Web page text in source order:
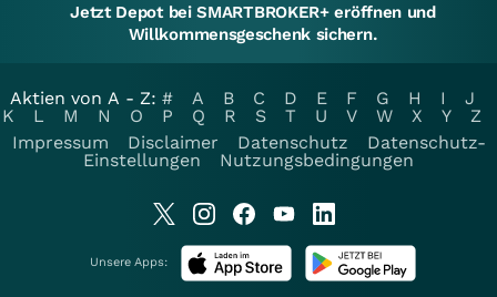
Jetzt Depot bei SMARTBROKER+ eröffnen und
Willkommensgeschenk sichern.
Aktien von A - Z: # A B C D E F G H I
J
K
L M N O P Q R S T U V W X Y
Z
Impressum
Disclaimer Datenschutz
Datenschutz-
Einstellungen
Nutzungsbedingungen
Unsere Apps: